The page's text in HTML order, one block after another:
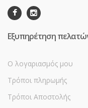
Εξυπηρέτηση
Ο λογαριασμός μου
Τρόποι πληρωμής
Τρόποι Αποστολής